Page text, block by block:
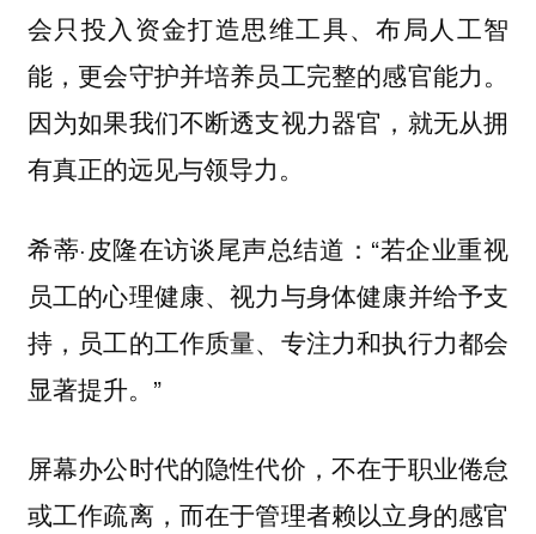
会只投入资金打造思维工具、布局人工智
能，更会守护并培养员工完整的感官能力。
因为如果我们不断透支视力器官，就无从拥
有真正的远见与领导力。
希蒂·皮隆在访谈尾声总结道：“若企业重视
员工的心理健康、视力与身体健康并给予支
持，员工的工作质量、专注力和执行力都会
显著提升。”
屏幕办公时代的隐性代价，不在于职业倦怠
或工作疏离，而在于管理者赖以立身的感官